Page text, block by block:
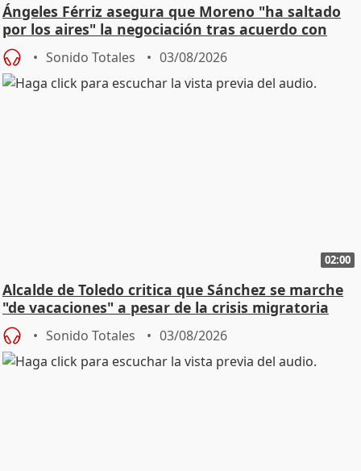
Ángeles Férriz asegura que Moreno "ha saltado
por los aires" la negociación tras acuerdo con
SMA
Sonido Totales 03/08/2026
02:00
Alcalde de Toledo critica que Sánchez se marche
"de vacaciones" a pesar de la crisis migratoria
Sonido Totales 03/08/2026